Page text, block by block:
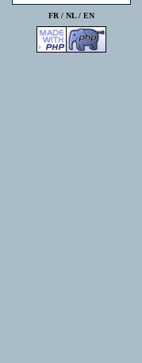
FR / NL/ EN